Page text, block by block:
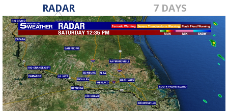
RADAR 7 DAYS